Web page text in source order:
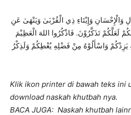
وَالْإِحْسَانِ وَإِيْتَاءِ ذِي الْقُرْبَىٰ وَيَنْهَىٰ عَنِ
لَعَلَّكُمْ تَذَكَّرُوْنَ. فَاذْكُرُوا اللهَ الْعَظِيْمَ
وَاسْأَلُوْهُ مِنْ فَضْلِهِ يُعْطِكُمْ وَلَذِكْرُ
Klik ikon printer di bawah teks ini
download naskah khutbah nya.
BACA JUGA: Naskah khutbah